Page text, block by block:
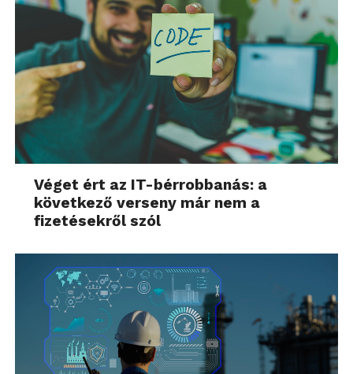
Véget ért az IT-bérrobbanás: a
következő verseny már nem a
fizetésekről szól